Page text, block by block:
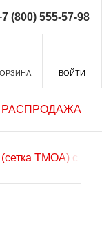
(800) 555-57-98
ВОЙТИ
РАСПРОДАЖА
TMOA) с